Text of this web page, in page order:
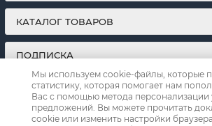
КАТАЛОГ ТОВАРОВ
ПОДПИСКА
МЫ В СОЦСЕТЯХ:
Мы используем cookie-файлы, которые
статистику, которая помогает нам
Вас с помощью метода персонализации
предложений. Вы можете прочитать
cookie или изменить настройки